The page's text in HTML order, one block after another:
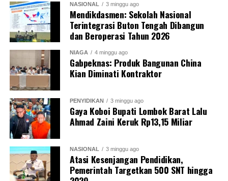
NASIONAL 3 minggu ago
Mendikdasmen: Sekolah Nasional
Terintegrasi Buton Tengah Dibangun
dan Beroperasi Tahun 2026
NIAGA 4 minggu ago
Gabpeknas: Produk Bangunan China
Kian Diminati Kontraktor
PENYIDIKAN 3 minggu ago
Gaya Koboi Bupati Lombok Barat Lalu
Ahmad Zaini Keruk Rp13,15 Miliar
NASIONAL 3 minggu ago
Atasi Kesenjangan Pendidikan,
Pemerintah Targetkan 500 SNT hingga